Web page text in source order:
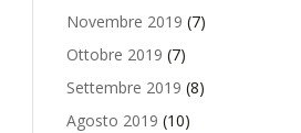
Novembre 2019 (7)
Ottobre 2019 (7)
Settembre 2019 (8)
Agosto 2019 (10)